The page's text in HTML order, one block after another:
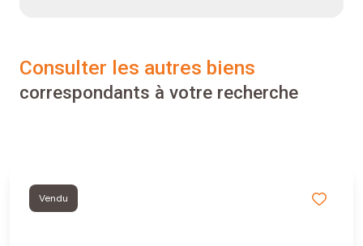
consulter les autres biens
correspondants à votre recherche
Vendu